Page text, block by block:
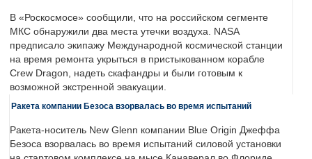
В «Роскосмосе» сообщили, что на российском сегменте
МКС обнаружили два места утечки воздуха. NASA
предписало экипажу Международной космической станции
на время ремонта укрыться в пристыкованном корабле
Crew Dragon, надеть скафандры и были готовым к
возможной экстренной эвакуации.
Ракета компании Безоса взорвалась во время испытаний
Ракета-носитель New Glenn компании Blue Origin Джеффа
Безоса взорвалась во время испытаний силовой установки